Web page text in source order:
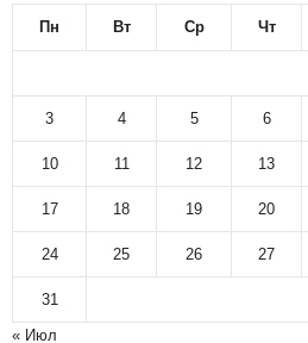
Пн Вт Ср Чт
3 4 5 6
10 11 12 13
17 18 19 20
24 25 26 27
31
« Июл